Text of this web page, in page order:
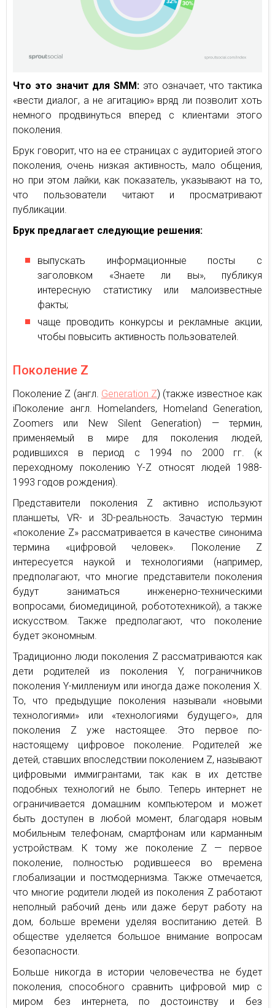
Что это значит для SMM: это означает, что тактика
«вести диалог, а не агитацию» вряд ли позволит хоть
немного продвинуться вперед с клиентами этого
поколения.
Брук говорит, что на ее страницах с аудиторией этого
поколения, очень низкая активность, мало общения,
но при этом лайки, как показатель, указывают на то,
что пользователи читают и просматривают
публикации.
Брук предлагает следующие решения:
выпускать информационные посты с
заголовком «Знаете ли вы», публикуя
интересную статистику или малоизвестные
факты;
чаще проводить конкурсы и рекламные акции,
чтобы повысить активность пользователей.
Поколение Z
Поколение Z (англ. Generation Z) (также известное как
iПоколение англ. Homelanders, Homeland Generation,
Zoomers или New Silent Generation) — термин,
применяемый в мире для поколения людей,
родившихся в период с 1994 по 2000 гг. (к
переходному поколению Y-Z относят людей 1988-
1993 годов рождения).
Представители поколения Z активно используют
планшеты, VR- и 3D-реальность. Зачастую термин
«поколение Z» рассматривается в качестве синонима
термина «цифровой человек». Поколение Z
интересуется наукой и технологиями (например,
предполагают, что многие представители поколения
будут заниматься инженерно-техническими
вопросами, биомедициной, робототехникой), а также
искусством. Также предполагают, что поколение
будет экономным.
Традиционно люди поколения Z рассматриваются как
дети родителей из поколения Y, пограничников
поколения Y-миллениум или иногда даже поколения X.
То, что предыдущие поколения называли «новыми
технологиями» или «технологиями будущего», для
поколения Z уже настоящее. Это первое по-
настоящему цифровое поколение. Родителей же
детей, ставших впоследствии поколением Z, называют
цифровыми иммигрантами, так как в их детстве
подобных технологий не было. Теперь интернет не
ограничивается домашним компьютером и может
быть доступен в любой момент, благодаря новым
мобильным телефонам, смартфонам или карманным
устройствам. К тому же поколение Z — первое
поколение, полностью родившееся во времена
глобализации и постмодернизма. Также отмечается,
что многие родители людей из поколения Z работают
неполный рабочий день или даже берут работу на
дом, больше времени уделяя воспитанию детей. В
обществе уделяется большое внимание вопросам
безопасности.
Больше никогда в истории человечества не будет
поколения, способного сравнить цифровой мир с
миром без интернета, по достоинству и без